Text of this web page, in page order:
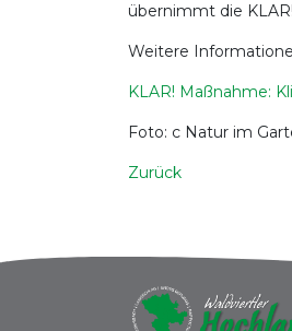
übernimmt die
Weitere
KLAR! Maßnahme:
Foto: c Natur im
Zurück